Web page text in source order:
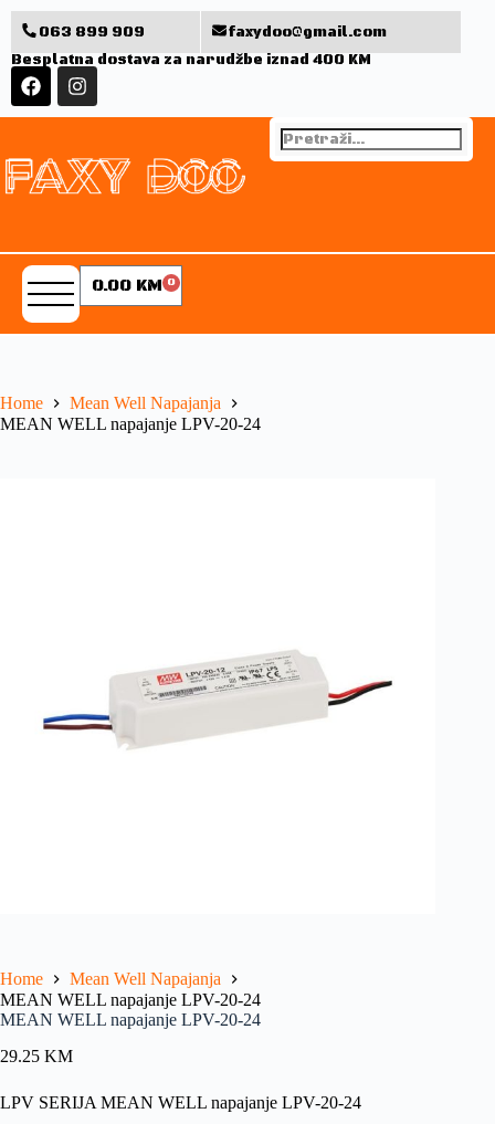
063 899 909
faxydoo@gmail.com
Besplatna dostava za narudžbe iznad 400 KM
0.00 KM 0
Home
Mean Well Napajanja
MEAN WELL napajanje LPV-20-24
Home
Mean Well Napajanja
MEAN WELL napajanje LPV-20-24
MEAN WELL napajanje LPV-20-24
29.25 KM
LPV SERIJA MEAN WELL napajanje LPV-20-24